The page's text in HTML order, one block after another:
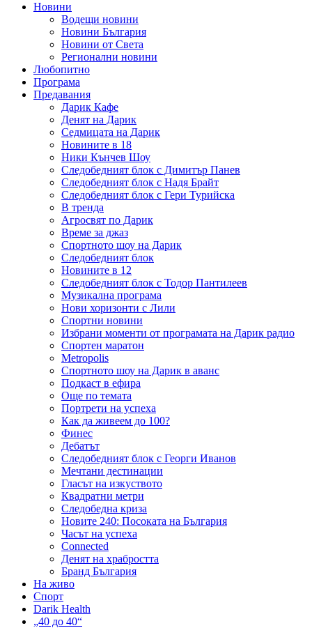
Новини
Водещи новини
Новини България
Новини от Света
Регионални новини
Любопитно
Програма
Предавания
Дарик Кафе
Денят на Дарик
Седмицата на Дарик
Новините в 18
Ники Кънчев Шоу
Следобедният блок с Димитър Панев
Следобедният блок с Надя Брайт
Следобедният блок с Гери Турийска
В тренда
Агросвят по Дарик
Време за джаз
Спортното шоу на Дарик
Следобедният блок
Новините в 12
Следобедният блок с Тодор Пантилеев
Музикална програма
Нови хоризонти с Лили
Спортни новини
Избрани моменти от програмата на Дарик радио
Спортен маратон
Metropolis
Спортното шоу на Дарик в аванс
Подкаст в ефира
Още по темата
Портрети на успеха
Как да живеем до 100?
Финес
Дебатът
Следобедният блок с Георги Иванов
Мечтани дестинации
Гласът на изкуството
Квадратни метри
Следобедна криза
Новите 240: Посоката на България
Часът на успеха
Connected
Денят на храбростта
Бранд България
На живо
Спорт
Darik Health
„40 до 40“